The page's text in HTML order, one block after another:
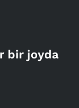
bir joyda